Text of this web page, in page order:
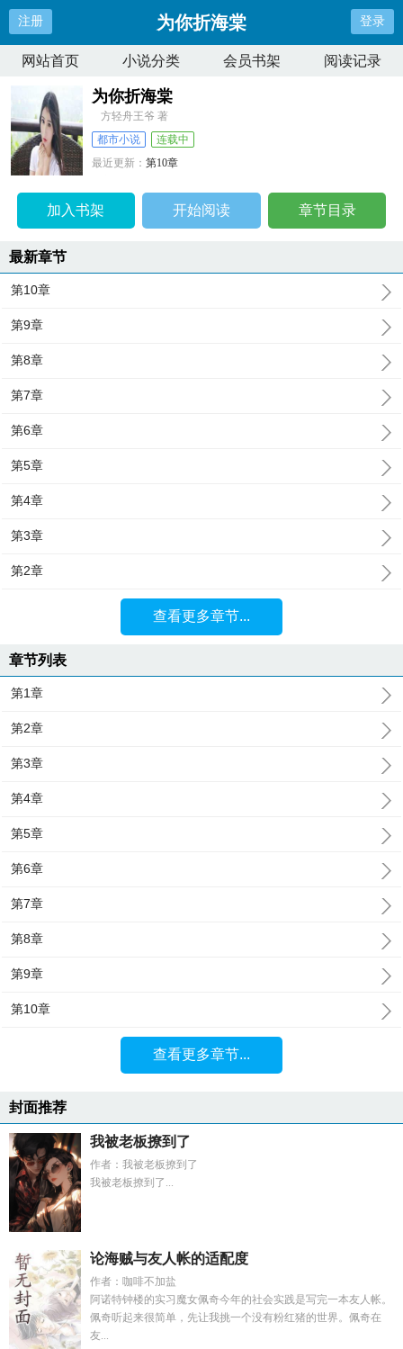
注册 为你折海棠 登录
网站首页 小说分类 会员书架 阅读记录
为你折海棠
方轻舟王爷 著
都市小说
连载中
最近更新：第10章
加入书架 开始阅读 章节目录
最新章节
第10章
第9章
第8章
第7章
第6章
第5章
第4章
第3章
第2章
查看更多章节...
章节列表
第1章
第2章
第3章
第4章
第5章
第6章
第7章
第8章
第9章
第10章
查看更多章节...
封面推荐
我被老板撩到了
作者：我被老板撩到了
我被老板撩到了...
论海贼与友人帐的适配度
作者：咖啡不加盐
阿诺特钟楼的实习魔女佩奇今年的社会实践是写完一本友人帐。
佩奇听起来很简单，先让我挑一个没有粉红猪的世界。佩奇在
友...